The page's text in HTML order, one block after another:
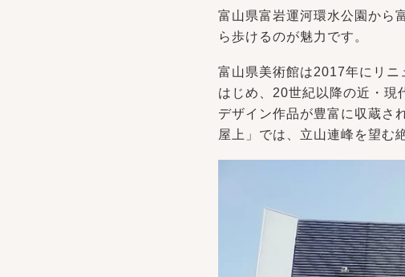
富山県富岩運河環水公園から
ら歩けるのが魅力です。
富山県美術館は2017年にリニ
はじめ、20世紀以降の近・現
デザイン作品が豊富に収蔵さ
屋上」では、立山連峰を望む